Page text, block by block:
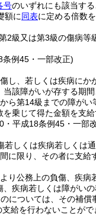
号のいずれにも該当す
額に同表に定める倍数
2級又は第3級の傷病等
例45・一部改正)
し、若しくは疾病にか
該障がいが存する期間
ら第14級までの障が
を乗じて得た金額を支給
平成18条例45・一部
しくは疾病若しくは
に限り、その者に支
り公務上の負傷、疾
疾病若しくは障がい
については、その補償
給を行わないことがで